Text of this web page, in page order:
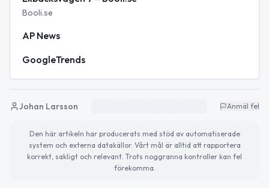
Booli.se
AP News
GoogleTrends
Johan Larsson Anmäl fel
Den här artikeln har producerats med stöd av automatiserade
system och externa datakällor. Vårt mål är alltid att rapportera
korrekt, sakligt och relevant. Trots noggranna kontroller kan fel
förekomma.